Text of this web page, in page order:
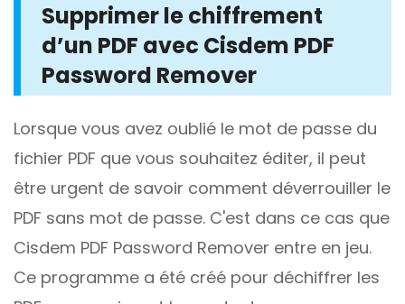
Supprimer le chiffrement
d’un PDF avec Cisdem PDF
Password Remover
Lorsque vous avez oublié le mot de passe du
fichier PDF que vous souhaitez éditer, il peut
être urgent de savoir comment déverrouiller le
PDF sans mot de passe. C'est dans ce cas que
Cisdem PDF Password Remover entre en jeu.
Ce programme a été créé pour déchiffrer les